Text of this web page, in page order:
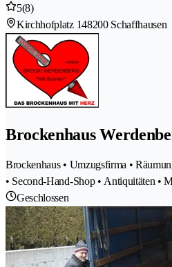
5(8)
Kirchhofplatz 148200 Schaffhausen
Brockenhaus
Brockenhaus • Umzugsfirma •
• Second-Hand-Shop • Antiquitäten •
Geschlossen